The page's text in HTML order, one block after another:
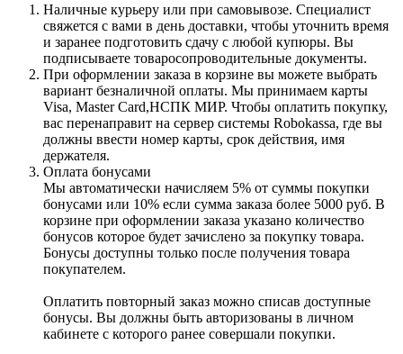
Наличные курьеру или при самовывозе. Специалист
свяжется с вами в день доставки, чтобы уточнить время
и заранее подготовить сдачу с любой купюры. Вы
подписываете товаросопроводительные документы.
При оформлении заказа в корзине вы можете выбрать
вариант безналичной оплаты. Мы принимаем карты
Visa, Master Card,НСПК МИР. Чтобы оплатить покупку,
вас перенаправит на сервер системы Robokassa, где вы
должны ввести номер карты, срок действия, имя
держателя.
Оплата бонусами
Мы автоматически начисляем 5% от суммы покупки
бонусами или 10% если сумма заказа более 5000 руб. В
корзине при оформлении заказа указано количество
бонусов которое будет зачислено за покупку товара.
Бонусы доступны только после получения товара
покупателем.
Оплатить повторный заказ можно списав доступные
бонусы. Вы должны быть авторизованы в личном
кабинете с которого ранее совершали покупки.